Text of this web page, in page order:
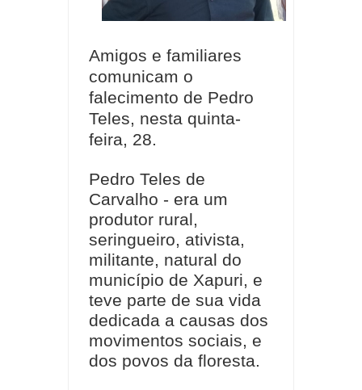
Amigos e familiares
comunicam o
falecimento de Pedro
Teles, nesta quinta-
feira, 28.
Pedro Teles de
Carvalho - era um
produtor rural,
seringueiro, ativista,
militante, natural do
município de Xapuri, e
teve parte de sua vida
dedicada a causas dos
movimentos sociais, e
dos povos da floresta.